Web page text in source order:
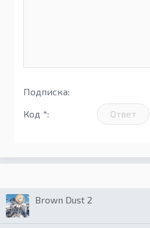
Подписка:
Код *:
Brown Dust 2